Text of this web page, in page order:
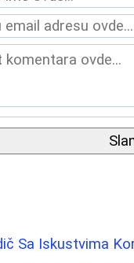
Sa Iskustvima